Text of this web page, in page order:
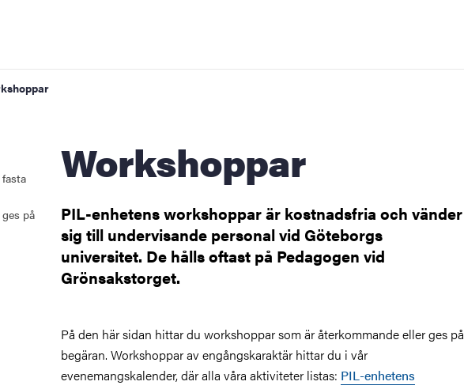
på
Workshoppar
PIL-enhetens workshoppar är kostnadsfria och vänder
sig till undervisande personal vid Göteborgs
universitet. De hålls oftast på Pedagogen vid
Grönsakstorget.
På den här sidan hittar du workshoppar som är återkommande eller ges på
begäran. Workshoppar av engångskaraktär hittar du i vår
evenemangskalender, där alla våra aktiviteter listas: PIL-enhetens